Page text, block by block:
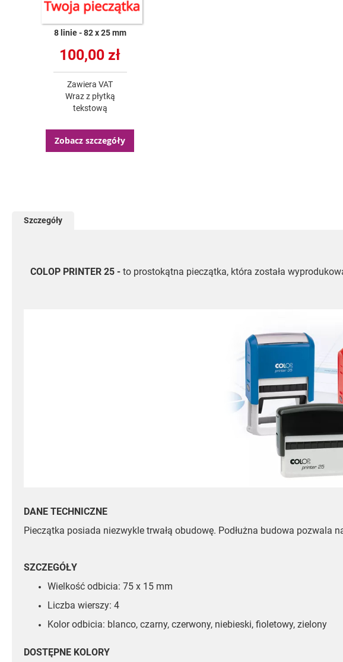
8 linie 82 x 25 mm
100,00 zł
Zawiera VAT
Wraz z płytką
tekstową
Zobacz szczegóły
Szczegóły
COLOP PRINTER 25 - to prostokątna pieczątka, która została
DANE TECHNICZNE
Pieczątka posiada niezwykle trwałą obudowę. Podłużna budowa pozwala
SZCZEGÓŁY
Wielkość odbicia: 75 x 15 mm
Liczba wierszy: 4
Kolor odbicia: blanco, czarny, czerwony, niebieski, fioletowy, zielony
DOSTĘPNE KOLORY